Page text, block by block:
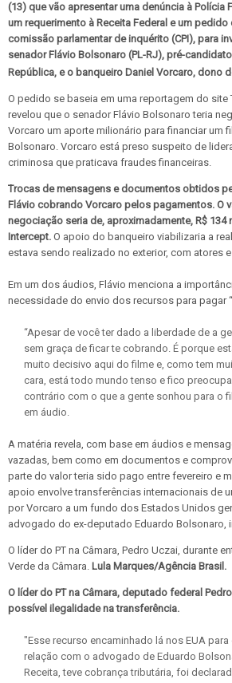
(13) que vão apresentar uma denúncia à Polícia
um requerimento à Receita Federal e um pedido
comissão parlamentar de inquérito (CPI), para
senador Flávio Bolsonaro (PL-RJ), pré-
República, e o banqueiro Daniel Vorcaro, dono
O pedido se baseia em uma reportagem do site
revelou que o senador Flávio Bolsonaro teria
Vorcaro um aporte milionário para financiar um
Bolsonaro. Vorcaro está preso suspeito de
criminosa que praticava fraudes financeiras.
Trocas de mensagens e documentos obtidos
Flávio cobrando Vorcaro pelos pagamentos. O
negociação seria de, aproximadamente, R$ 134
Intercept. O apoio do banqueiro viabilizaria a
estava sendo realizado no exterior, com atores
Em um dos áudios, Flávio menciona a
necessidade do envio dos recursos para pagar
“Apesar de você ter dado a liberdade de a
sem graça de ficar te cobrando. É porque
muito decisivo aqui do filme e, como tem
cara, está todo mundo tenso e fico
contrário com o que a gente sonhou para o
em áudio.
A matéria revela, com base em áudios e
vazadas, bem como em documentos e
parte do valor teria sido pago entre fevereiro e
apoio envolve transferências internacionais de
por Vorcaro a um fundo dos Estados Unidos
advogado do ex-deputado Eduardo Bolsonaro,
O líder do PT na Câmara, Pedro Uczai, durante
Verde da Câmara. Lula Marques/Agência Brasil.
O líder do PT na Câmara, deputado federal
possível ilegalidade na transferência.
"Esse recurso encaminhado lá nos EUA
relação com o advogado de Eduardo
Receita, teve cobrança tributária, foi